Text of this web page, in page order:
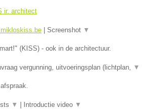
ir. architect
| Screenshot ▼
(KISS) - ook in de architectuur.
vergunning, uitvoeringsplan (lichtplan, ▼
▼ | Introductie video ▼